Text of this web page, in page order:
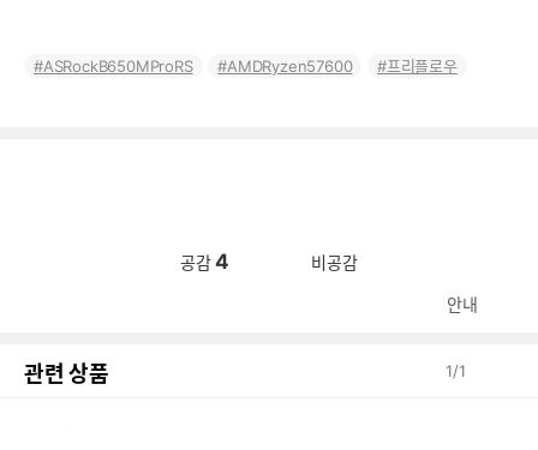
ASRockB650MProRS AMDRyzen57600 프리플로우
공감 4 비공감
안내
관련 상품 1/1